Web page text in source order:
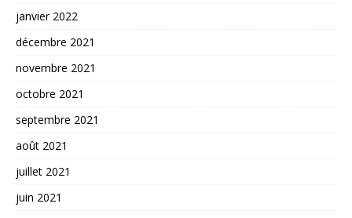
janvier 2022
décembre 2021
novembre 2021
octobre 2021
septembre 2021
août 2021
juillet 2021
juin 2021